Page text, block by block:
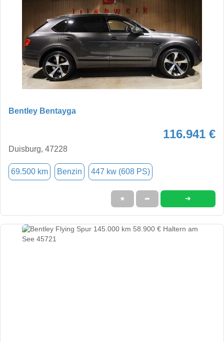
Bentley Bentayga
116.941 €
Duisburg, 47228
69.500 km Benzin 447 kw (608 PS)
★ ➦ ➜